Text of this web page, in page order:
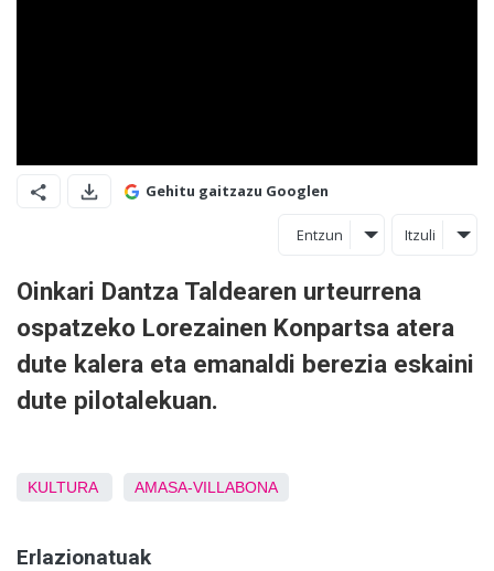
Gehitu gaitzazu Googlen
Entzun Itzuli
Oinkari Dantza Taldearen urteurrena
ospatzeko Lorezainen Konpartsa atera
dute kalera eta emanaldi berezia eskaini
dute pilotalekuan.
KULTURA AMASA-VILLABONA
Erlazionatuak